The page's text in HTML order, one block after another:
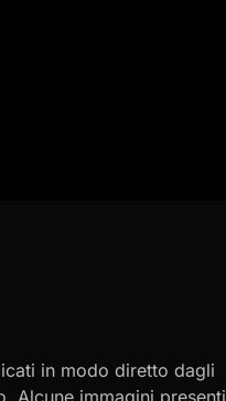
in modo diretto dagli
Alcune immagini presenti